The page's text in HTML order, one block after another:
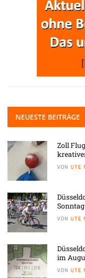
NEUESTE BEITRÄGE
Zoll
VON UTE
VON UTE
im
VON UTE